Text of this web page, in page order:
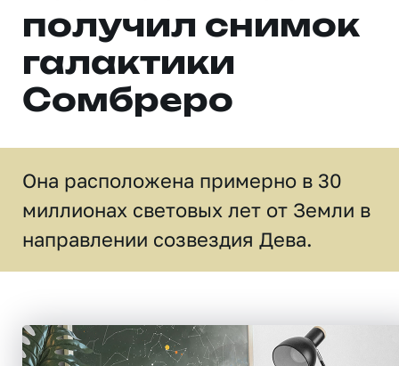
получил снимок
галактики
Сомбреро
Она расположена примерно в 30
миллионах световых лет от Земли в
направлении созвездия Дева.